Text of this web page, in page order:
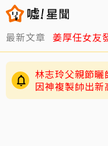
最新文章 姜厚任女友
林志玲父親節
因神複製帥出新